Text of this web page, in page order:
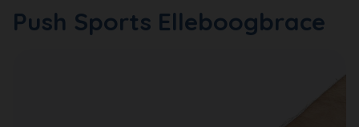
Push Sports Elleboogbrace